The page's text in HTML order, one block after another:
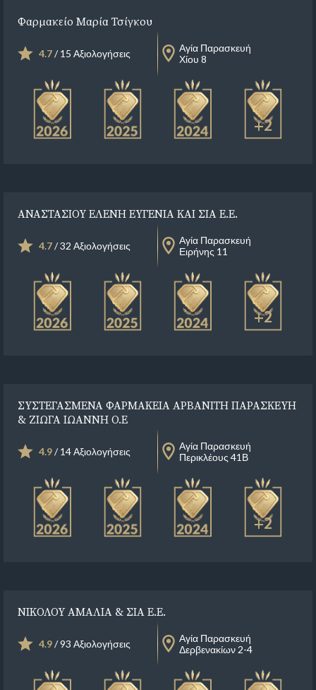
Φαρμακείο Μαρία Τσίγκου
4.7/ 15 Αξιολογήσεις
Αγία Παρασκευή
Χίου 8
+2
ΑΝΑΣΤΑΣΙΟΥ ΕΛΕΝΗ ΕΥΓΕΝΙΑ ΚΑΙ ΣΙΑ Ε.Ε.
4.7/ 32 Αξιολογήσεις
Αγία Παρασκευή
Ειρήνης 11
+2
ΣΥΣΤΕΓΑΣΜΕΝΑ ΦΑΡΜΑΚΕΙΑ ΑΡΒΑΝΙΤΗ ΠΑΡΑΣΚΕΥΗ
& ΖΙΩΓΑ ΙΩΑΝΝΗ Ο.Ε
4.9/ 14 Αξιολογήσεις
Αγία Παρασκευή
Περικλέους 41Β
+2
ΝΙΚΟΛΟΥ ΑΜΑΛΙΑ & ΣΙΑ Ε.Ε.
4.9/ 93 Αξιολογήσεις
Αγία Παρασκευή
Δερβενακίων 2-4